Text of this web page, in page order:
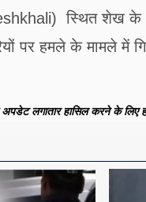
स्थित शेख के
पर हमले के मामले में
लगातार हासिल करने के लिए